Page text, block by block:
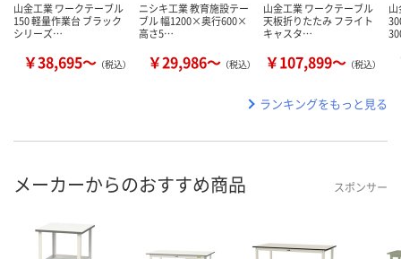
山金工業 ワークテーブル
150 軽量作業台 ブラック
シリーズ…
￥38,695～ （税込）
ニシキ工業 教育施設テー
ブル 幅1200×奥行600×
高さ5…
￥29,986～ （税込）
山金工業 ワークテーブル
天板折りたたみ フライト
キャスタ…
￥107,899～ （税込）
ランキングをもっと見る
メーカーからのおすすめ商品 スポンサー